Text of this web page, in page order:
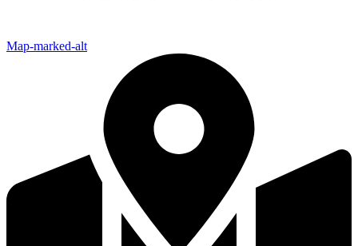
Map-marked-alt